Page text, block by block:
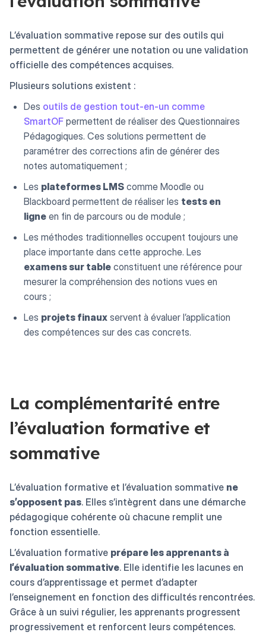
L’évaluation sommative repose sur des outils qui
permettent de générer une notation ou une validation
officielle des compétences acquises.
Plusieurs solutions existent :
Des outils de gestion tout-en-un comme
SmartOF permettent de réaliser des Questionnaires
Pédagogiques. Ces solutions permettent de
paramétrer des corrections afin de générer des
notes automatiquement ;
Les plateformes LMS comme Moodle ou
Blackboard permettent de réaliser les tests en
ligne en fin de parcours ou de module ;
Les méthodes traditionnelles occupent toujours une
place importante dans cette approche. Les
examens sur table constituent une référence pour
mesurer la compréhension des notions vues en
cours ;
Les projets finaux servent à évaluer l’application
des compétences sur des cas concrets.
La complémentarité entre
l’évaluation formative et
sommative
L’évaluation formative et l’évaluation sommative ne
s’opposent pas. Elles s’intègrent dans une démarche
pédagogique cohérente où chacune remplit une
fonction essentielle.
L’évaluation formative prépare les apprenants à
l’évaluation sommative. Elle identifie les lacunes en
cours d’apprentissage et permet d’adapter
l’enseignement en fonction des difficultés rencontrées.
Grâce à un suivi régulier, les apprenants progressent
progressivement et renforcent leurs compétences.